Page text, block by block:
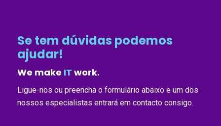
Se tem dúvidas podemos
ajudar!
We make IT work.
Ligue-nos ou preencha o formulário abaixo e um dos
nossos especialistas entrará em contacto consigo.